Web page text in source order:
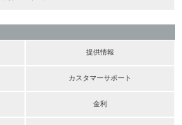
提供情報
カスタマーサポート
金利